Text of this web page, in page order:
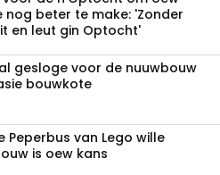
nog beter te make: 'Zonder
en leut gin Optocht'
gesloge voor de nuuwbouw
bouwkote
Peperbus van Lego wille
is oew kans